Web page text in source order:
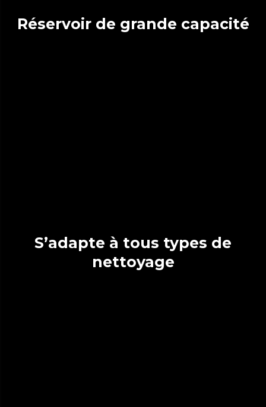
Réservoir de grande capacité
S’adapte à tous types de
nettoyage